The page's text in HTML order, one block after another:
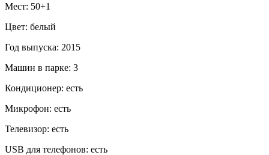
Мест: 50+1
Цвет: белый
Год выпуска: 2015
Машин в парке: 3
Кондиционер: есть
Микрофон: есть
Телевизор: есть
USB для телефонов: есть